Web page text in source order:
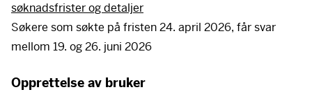
søknadsfrister og detaljer
Søkere som søkte på fristen 24. april 2026, får svar
mellom 19. og 26. juni 2026
Opprettelse av bruker